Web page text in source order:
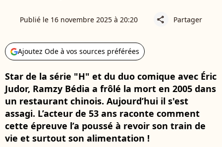
Publié le 16 novembre 2025 à 20:20 share Partager
Ajoutez Ode à vos sources préférées
Star de la série "H" et du duo comique avec Éric
Judor, Ramzy Bédia a frôlé la mort en 2005 dans
un restaurant chinois. Aujourd’hui il s'est
assagi. L’acteur de 53 ans raconte comment
cette épreuve l’a poussé à revoir son train de
vie et surtout son alimentation !